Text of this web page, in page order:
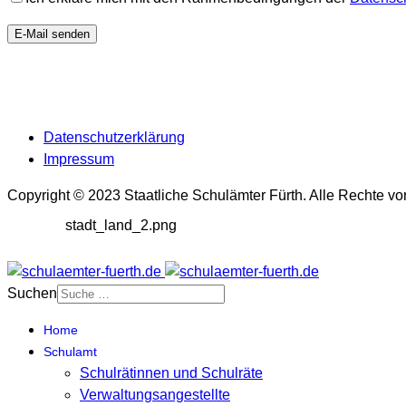
E-Mail senden
Datenschutzerklärung
Impressum
Copyright © 2023 Staatliche Schulämter Fürth. Alle Rechte
stadt_land_2.png
Suchen
Home
Schulamt
Schulrätinnen und Schulräte
Verwaltungsangestellte